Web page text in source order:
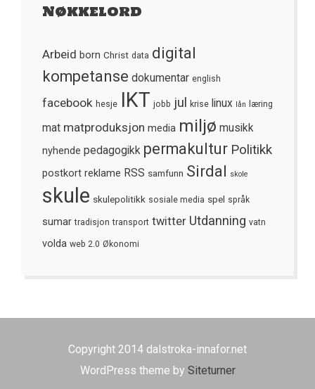
Nøkkelord
Arbeid born Christ data digital
kompetanse dokumentar english
facebook hesje IKT jobb jul krise linux lån læring
mat matproduksjon media miljø musikk
nyhende pedagogikk permakultur Politikk
postkort reklame RSS samfunn Sirdal skole
skule skulepolitikk sosiale media spel språk
sumar tradisjon transport twitter Utdanning vatn
volda web 2.0 Økonomi
Copyright 2014 dalstroka-innafor.net
WordPress theme by Siteturner